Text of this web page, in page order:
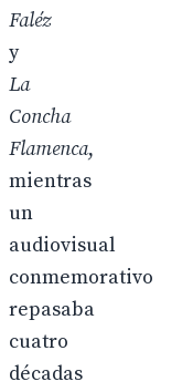
Faléz
y
La
Concha
Flamenca,
mientras
un
audiovisual
conmemorativo
repasaba
cuatro
décadas